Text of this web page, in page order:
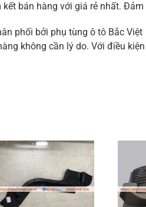
bán hàng với giá rẻ nhất.
phối bởi phụ tùng ô tô Bắc
không cần lý do. Với điều